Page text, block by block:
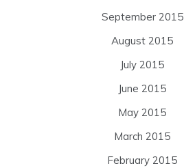
September 2015
August 2015
July 2015
June 2015
May 2015
March 2015
February 2015